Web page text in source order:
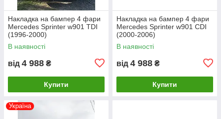
Накладка на бампер 4 фари
Mercedes Sprinter w901 TDI
(1996-2000)
В наявності
від 4 988 ₴
Купити
Накладка на бампер 4 фари
Mercedes Sprinter w901 CDI
(2000-2006)
В наявності
від 4 988 ₴
Купити
Україна